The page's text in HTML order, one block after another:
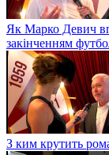
Як Марко Девич
закінченням
З ким крутить